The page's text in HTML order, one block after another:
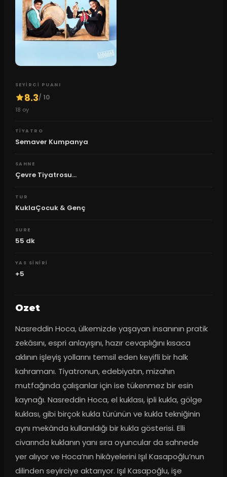
SEYIRCI PUANI
8.3/ 10
18 oy
TIYATRO
Semaver Kumpanya
SAHNE
Çevre Tiyatrosu...
TUR
KuklaÇocuk & Genç
SURE
55 dk
YAS SINIRI
+5
Ozet
Nasreddin Hoca, ülkemizde yaşayan insanının pratik
zekâsını, espri anlayışını, hazır cevaplığını kısaca
aklının işleyiş yollarını temsil eden keyifli bir halk
kahramanı. Tiyatronun, edebiyatın, mizahın
mutfağında çalışanlar için ise tükenmez bir esin
kaynağı. Nasreddin Hoca, el kuklası, ipli kukla, gölge
kuklası, gibi birçok kukla türünün ve kukla tekniğinin
aynı mekânda kullanıldığı bir kukla gösterisi. Elli
civarında kuklanın yanı sıra oyuncular da sahnede
yer alıyor ve Hoca’nın hikâyelerini Işıl Kasapoğlu’nun
dilinden seyirciye aktarıyor. Işıl Kasapoğlu, işe